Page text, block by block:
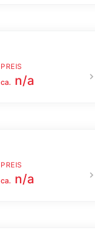
PREIS
ca. n/a
PREIS
ca. n/a